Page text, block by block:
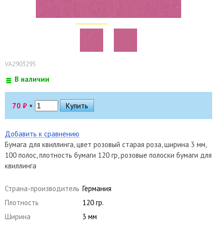
VA2903295
В наличии
70 ₽ ×
Добавить к сравнению
Бумага для квиллинга, цвет розовый старая роза, ширина 3 мм,
100 полос, плотность бумаги 120 гр, розовые полоски бумаги для
квиллинга
Страна-производитель Германия
Плотность
120 гр.
Ширина
3 мм